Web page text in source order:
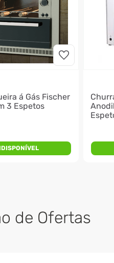
á Gás Fischer
3 Espetos
de Ofertas